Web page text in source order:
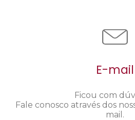
E-mail
Ficou com
Fale conosco através dos
mail.